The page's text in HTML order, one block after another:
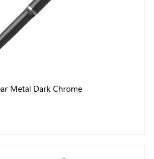
Metal Dark Chrome